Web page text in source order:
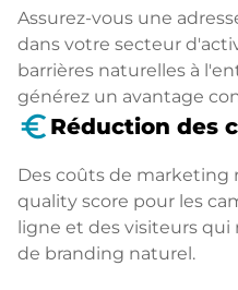
Assurez-vous une
dans votre secteur
barrières naturelles à
générez un avantage
euro_symbol Réduction des
Des coûts de marketing
quality score pour les
ligne et des visiteurs
de branding naturel.